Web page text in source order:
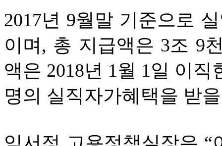
2017년 9월말 기준으로
이며, 총 지급액은 3조 9
액은 2018년 1월 1일 이
명의 실직자가혜택을 받